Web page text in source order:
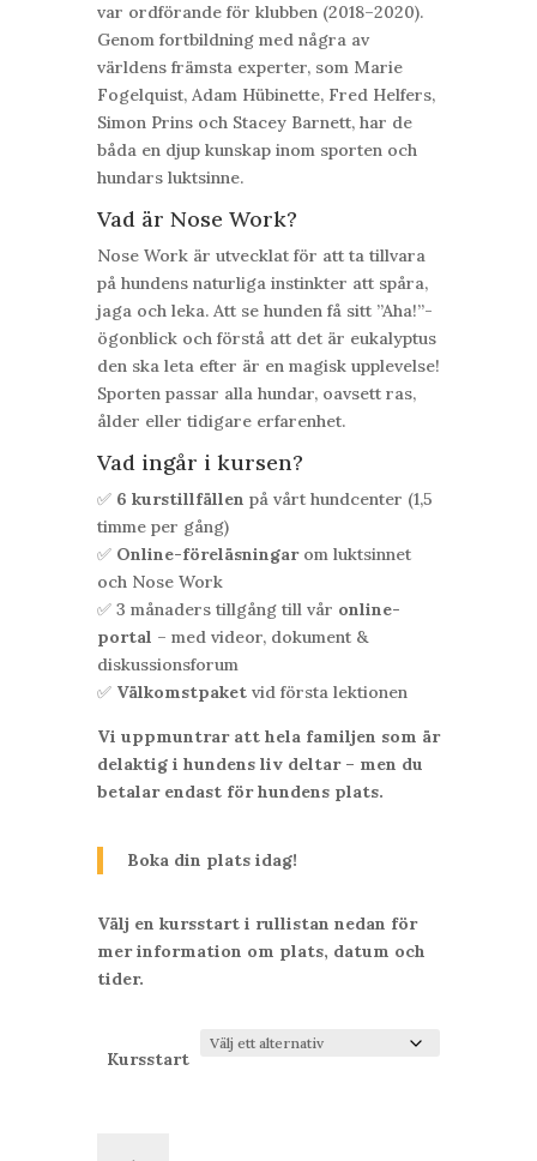
var ordförande för klubben (2018–2020).
Genom fortbildning med några av
världens främsta experter, som Marie
Fogelquist, Adam Hübinette, Fred Helfers,
Simon Prins och Stacey Barnett, har de
båda en djup kunskap inom sporten och
hundars luktsinne.
Vad är Nose Work?
Nose Work är utvecklat för att ta tillvara
på hundens naturliga instinkter att spåra,
jaga och leka. Att se hunden få sitt ”Aha!”-
ögonblick och förstå att det är eukalyptus
den ska leta efter är en magisk upplevelse!
Sporten passar alla hundar, oavsett ras,
ålder eller tidigare erfarenhet.
Vad ingår i kursen?
✅ 6 kurstillfällen på vårt hundcenter (1,5
timme per gång)
✅ Online-föreläsningarom luktsinnet
och Nose Work
✅ 3 månaders tillgång till vår online-
portal – med videor, dokument &
diskussionsforum
✅ Välkomstpaketvid första lektionen
Vi uppmuntrar att hela familjen som är
delaktig i hundens liv deltar – men du
betalar endast för hundens plats.
Boka din plats idag!
Välj en kursstart i rullistan nedan för
mer information om plats, datum och
tider.
Kursstart